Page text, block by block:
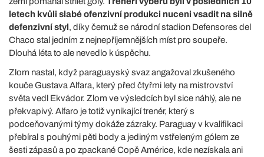
letech kvůli slabé ofenzivní produkci nuceni vsadit na silně
defenzivní styl, díky čemuž se národní stadion Defensores del
Chaco stal jedním z nejnepříjemnějších míst pro soupeře.
Dlouhá léta to ale nevedlo k úspěchu.
Zlom nastal, když paraguayský svaz angažoval zkušeného
kouče Gustava Alfara, který před čtyřmi lety na mistrovství
světa vedl Ekvádor. Zlom ve výsledcích byl sice náhlý, ale ne
překvapivý. Alfaro je totiž vynikající trenér, který s
podceňovanými týmy dokáže zázraky. Paraguay v kvalifikaci
přebíral s pouhými pěti body a jediným vstřeleným gólem ze
šesti zápasů a po zpackané Copě Américe, kde nezískala ani